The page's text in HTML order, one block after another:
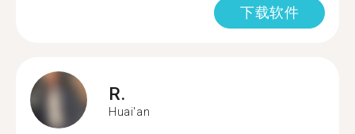
下载软件
R.
Huai'an